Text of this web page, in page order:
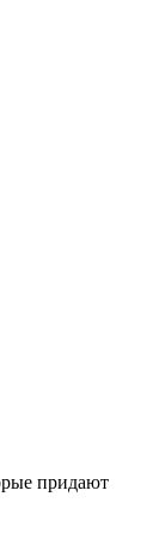
придают